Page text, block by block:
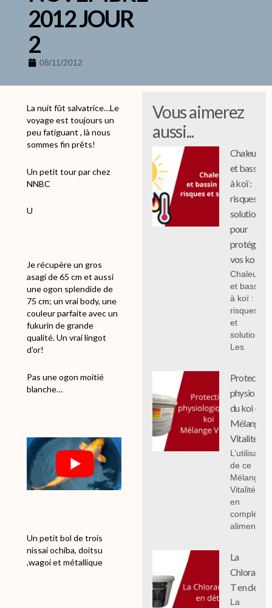
2012 JOUR
2
08/11/2012
La nuit fût salvatrice…Le
voyage est toujours un
peu fatiguant , là nous
sommes fin prêts!
Un petit tour par chez
NNBC
U
Je récupère un gros
asagi de 65 cm et aussi
une ogon splendide de
75 cm; un vrai body, une
couleur parfaite avec un
fukurin de grande
qualité. Un vrai lingot
d'or!
Pas une ogon moitié
blanche…
Un petit bol de trois
nissai ochiba, doitsu
,wagoi et métallique
Vous aimerez
aussi...
Chaleur
et bassin
à koï :
risques et
solutions
pour
protéger
vos koi
Chaleur
et bassin
à koï :
risques
et
solutions;
Les
Protection
du koi -
Mélange
Vitalité
L’utilisation
de ce
Mélange
Vitalité 1
en
alimentaire
La
T en détail
La